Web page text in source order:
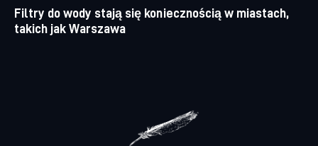
Filtry do wody stają się koniecznością w miastach,
takich jak Warszawa